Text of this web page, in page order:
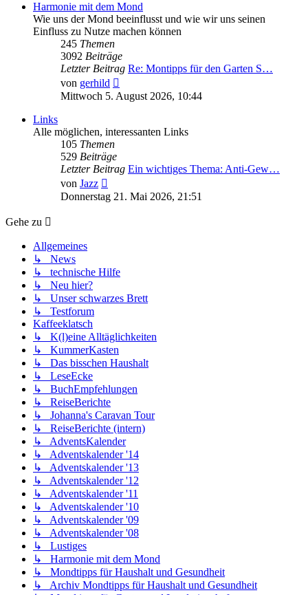
Harmonie mit dem Mond
Wie uns der Mond beeinflusst und wie wir uns seinen
Einfluss zu Nutze machen können
245 Themen
3092 Beiträge
Letzter Beitrag Re: Montipps für den Garten S…
von gerhild
Beitrag
Mittwoch 5. August 2026, 10:44
Links
Alle möglichen, interessanten Links
105 Themen
529 Beiträge
Letzter Beitrag Ein wichtiges Thema: Anti-Gew…
von Jazz
Beitrag
Donnerstag 21. Mai 2026, 21:51
Gehe zu
Allgemeines
↳ News
↳ technische Hilfe
↳ Neu hier?
↳ Unser schwarzes Brett
↳ Testforum
Kaffeeklatsch
↳ K(l)eine Alltäglichkeiten
↳ KummerKasten
↳ Das bisschen Haushalt
↳ LeseEcke
↳ BuchEmpfehlungen
↳ ReiseBerichte
↳ Johanna's Caravan Tour
↳ ReiseBerichte (intern)
↳ AdventsKalender
↳ Adventskalender '14
↳ Adventskalender '13
↳ Adventskalender '12
↳ Adventskalender '11
↳ Adventskalender '10
↳ Adventskalender '09
↳ Adventskalender '08
↳ Lustiges
↳ Harmonie mit dem Mond
↳ Mondtipps für Haushalt und Gesundheit
↳ Archiv Mondtipps für Haushalt und Gesundheit